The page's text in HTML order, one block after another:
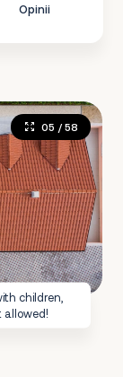
Opinii
children,
allowed!
05 / 58